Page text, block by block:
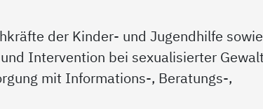
der Kinder- und Jugendhilfe sowie
Intervention bei sexualisierter
mit Informations-, Beratungs-,